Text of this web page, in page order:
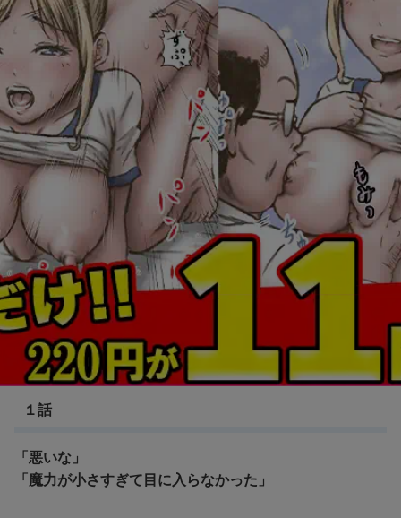
魔王学院の不適合者
１話
「悪いな」
「魔力が小さすぎて目に入らなかった」